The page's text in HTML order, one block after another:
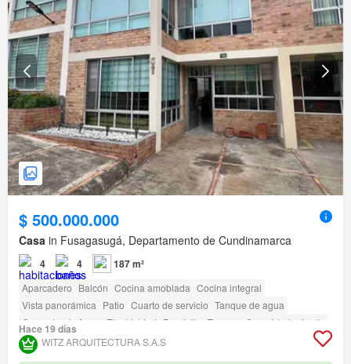
$ 500.000.000
Casa in Fusagasugá, Departamento de Cundinamarca
4 4 187 m²
Aparcadero Balcón Cocina amoblada Cocina integral
Vista panorámica Patio Cuarto de servicio Tanque de agua
Gas natural
Agua Electricidad Depósito Terraza
Seguridad privada
Área infantil Jardín Vigilante Barbecue
Acceso para personas con discapacidad
Hace 19 días
WITZ ARQUITECTURA S.A.S